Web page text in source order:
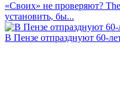
«Своих» не проверяют?
установить, бы...
В Пензе отпразднуют 60-